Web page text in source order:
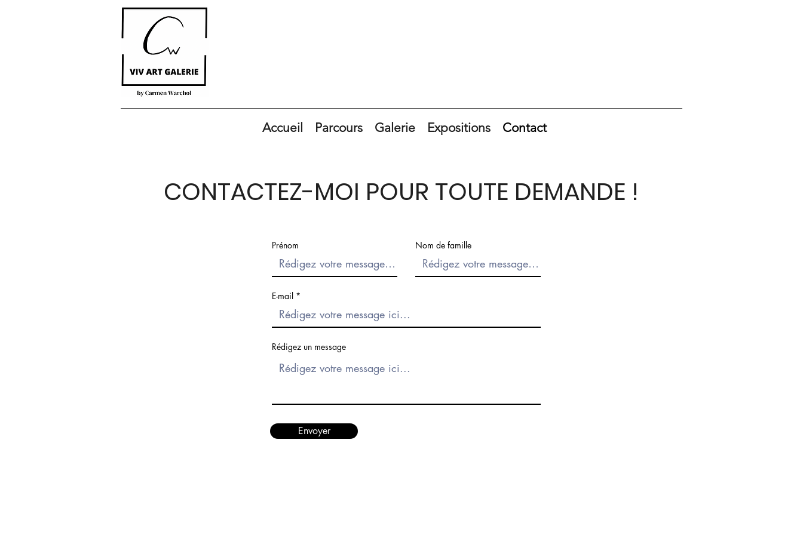
Accueil Parcours Galerie Expositions Contact
CONTACTEZ-MOI POUR TOUTE DEMANDE !
Prénom Nom de famille
E-mail
Rédigez un message
Envoyer